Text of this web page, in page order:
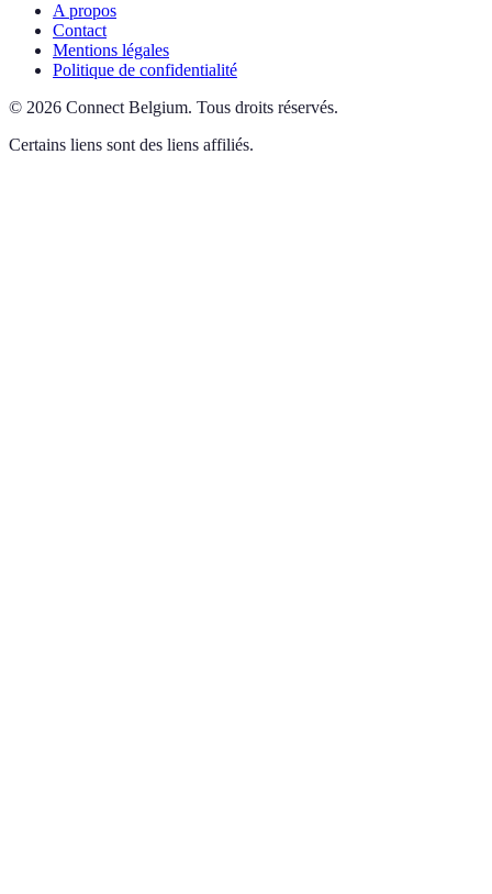
A propos
Contact
Mentions légales
Politique de confidentialité
© 2026 Connect Belgium. Tous droits réservés.
Certains liens sont des liens affiliés.